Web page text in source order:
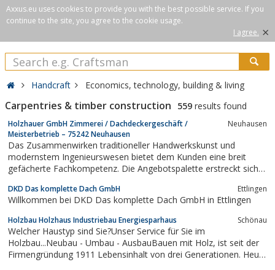
Axxus.eu uses cookies to provide you with the best possible service. If you
continue to the site, you agree to the cookie usage.
I agree. ×
Handcraft Economics, technology, building & living
Carpentries & timber construction 559 results found
Holzhauer GmbH Zimmerei / Dachdeckergeschäft /
Meisterbetrieb – 75242 Neuhausen
Neuhausen
Das Zusammenwirken traditioneller Handwerkskunst und
modernstem Ingenieurswesen bietet dem Kunden eine breit
gefächerte Fachkompetenz. Die Angebotspalette erstreckt sich
Gartenhaus und umfasst darüber hinaus vom Steildach bis zum
begrünten Flachdach alle Arten an...
DKD Das komplette Dach GmbH Ettlingen
Willkommen bei DKD Das komplette Dach GmbH in Ettlingen
Holzbau Holzhaus Industriebau Energiesparhaus Schönau
Welcher Haustyp sind Sie?Unser Service für Sie im
Holzbau...Neubau - Umbau - AusbauBauen mit Holz, ist seit der
Firmengründung 1911 Lebensinhalt von drei Generationen. Heute